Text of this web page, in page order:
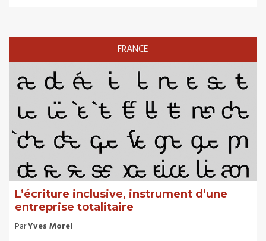
FRANCE
L’écriture inclusive, instrument d’une
entreprise totalitaire
ParYves Morel